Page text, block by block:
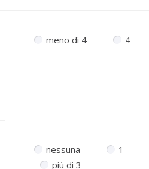
meno di 4 4
nessuna 1
più di 3